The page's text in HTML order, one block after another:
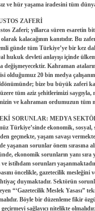
ve hür yaşama iradesini tüm
ZAFERİ
Zaferi; yıllarca süren esaretin
kalacağının kanıtıdır. Bu
günde tüm Türkiye’ye bir kez
hukuk devleti anlayışı içinde
değişmeyecektir. Kahraman
olduğumuz 20 bin medya
bize bu büyük zaferi
tüm aziz şehitlerimizi saygıyla,
ve kahraman ordumuzun tüm
SORUNLAR: MEDYA
Türkiye’sinde ekonomik,
geçmekte, yaşam savaşı
yaşanan sorunlar önem
ekonomik sorunların yanı sıra
ve istihdam sorunları
öncelikle, gazetecilik mesleğini
duymaktadır. Sektörün
“‘Gazetecilik Meslek Yasası”
Böyle bir düzenleme fikir
sağlayıcı nitelikte olmalıdır.